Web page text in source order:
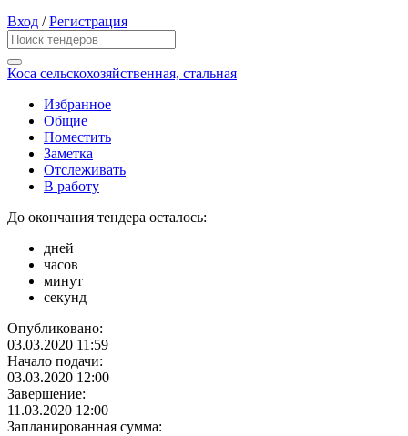
Вход /Регистрация
Коса сельскохозяйственная, стальная
Избранное
Общие
Поместить
Заметка
Отслеживать
В работу
До окончания тендера осталось:
дней
часов
минут
секунд
Опубликовано:
03.03.2020 11:59
Начало подачи:
03.03.2020 12:00
Завершение:
11.03.2020 12:00
Запланированная сумма: